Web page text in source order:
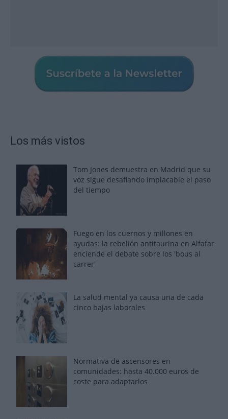
Los más vistos
Tom Jones demuestra en Madrid que su
voz sigue desafiando implacable el paso
del tiempo
Fuego en los cuernos y millones en
ayudas: la rebelión antitaurina en Alfafar
enciende el debate sobre los 'bous al
carrer'
La salud mental ya causa una de cada
cinco bajas laborales
Normativa de ascensores en
comunidades: hasta 40.000 euros de
coste para adaptarlos